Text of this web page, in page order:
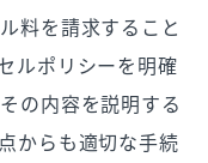
料を請求すること
ルポリシーを明確
の内容を説明する
からも適切な手続